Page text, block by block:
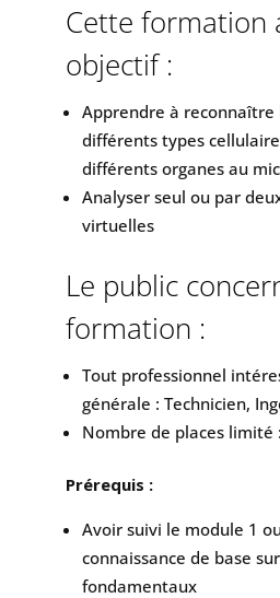
Cette formation
objectif :
Apprendre à reconnaître
différents types
différents organes au
Analyser seul ou par
virtuelles
Le public
formation :
Tout professionnel
générale : Technicien,
Nombre de places limité
Prérequis :
Avoir suivi le module 1
connaissance de base
fondamentaux